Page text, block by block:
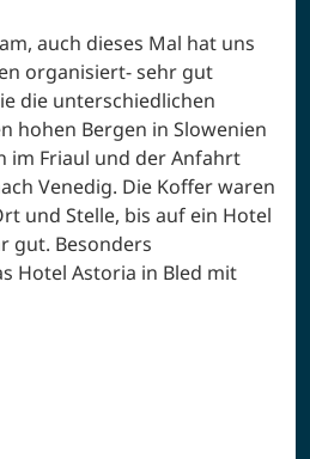
Anke Helfer7/24/2025
auch dieses Mal hat uns
organisiert- sehr gut
die unterschiedlichen
hohen Bergen in Slowenien
Venedig. Die Koffer waren
Besonders
Hotel Astoria in Bled mit